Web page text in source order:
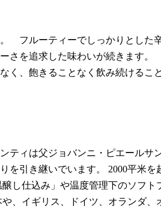
フルーティーでしっかりとし
さを追求した味わいが続きます。
く、飽きることなく飲み続けるこ
ティは父ジョバンニ・ピエール
引き継いでいます。 2000平米
し仕込み」や温度管理下のソフ
、イギリス、ドイツ、オランダ